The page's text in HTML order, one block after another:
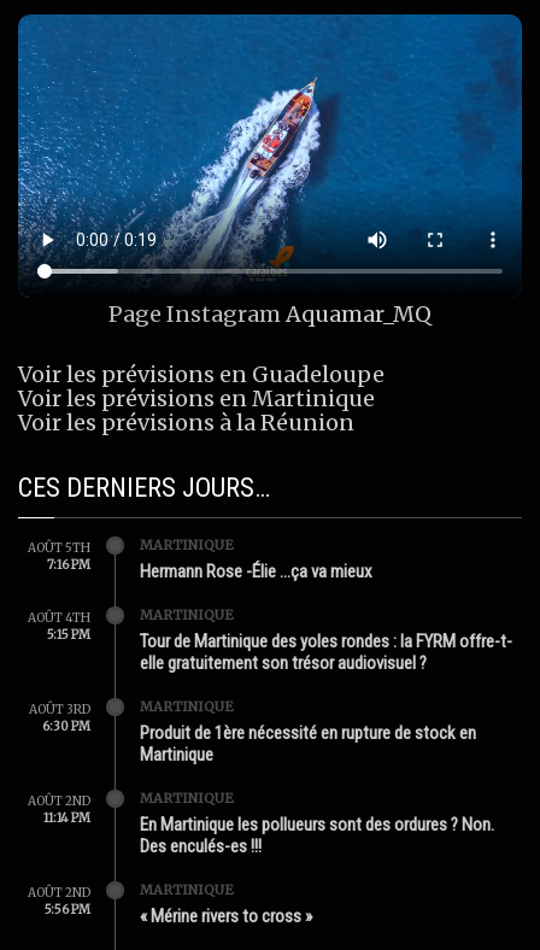
Page InstagramAquamar_MQ
Voir les prévisions en Guadeloupe
Voir les prévisions en Martinique
Voir les prévisions à la Réunion
CES DERNIERS JOURS…
AOÛT 5TH
7:16 PM
MARTINIQUE
Hermann Rose -Élie …ça va mieux
AOÛT 4TH
5:15 PM
MARTINIQUE
Tour de Martinique des yoles rondes : la FYRM offre-t-
elle gratuitement son trésor audiovisuel ?
AOÛT 3RD
6:30 PM
MARTINIQUE
Produit de 1ère nécessité en rupture de stock en
Martinique
AOÛT 2ND
11:14 PM
MARTINIQUE
En Martinique les pollueurs sont des ordures ? Non.
Des enculés-es !!!
AOÛT 2ND
5:56 PM
MARTINIQUE
« Mérine rivers to cross »